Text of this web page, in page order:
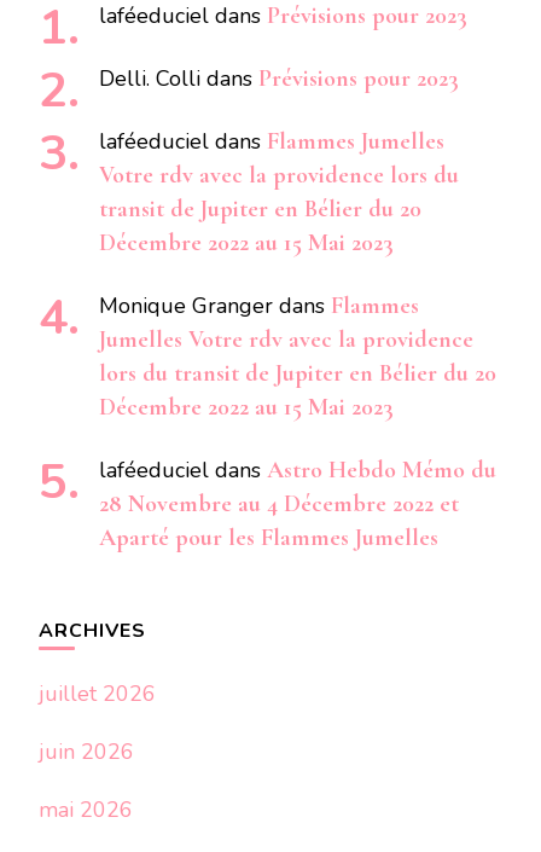
laféeduciel dans Prévisions pour 2023
Delli. Colli dans Prévisions pour 2023
laféeduciel dans Flammes Jumelles
Votre rdv avec la providence lors du
transit de Jupiter en Bélier du 20
Décembre 2022 au 15 Mai 2023
Monique Granger dans Flammes
Jumelles Votre rdv avec la providence
lors du transit de Jupiter en Bélier du 20
Décembre 2022 au 15 Mai 2023
laféeduciel dans Astro Hebdo Mémo du
28 Novembre au 4 Décembre 2022 et
Aparté pour les Flammes Jumelles
ARCHIVES
juillet 2026
juin 2026
mai 2026